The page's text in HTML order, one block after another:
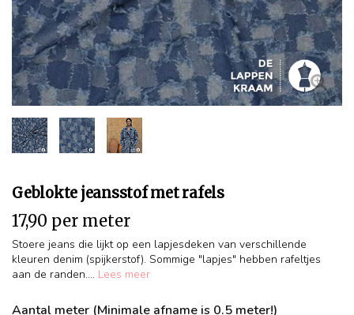
Geblokte jeansstof met rafels
17,90 per meter
Stoere jeans die lijkt op een lapjesdeken van verschillende
kleuren denim (spijkerstof). Sommige "lapjes" hebben rafeltjes
aan de randen.... Lees meer
Aantal meter (Minimale afname is 0.5 meter!)